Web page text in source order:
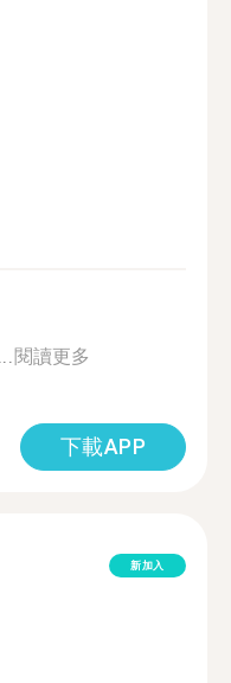
閱讀更多
下載APP
新加入